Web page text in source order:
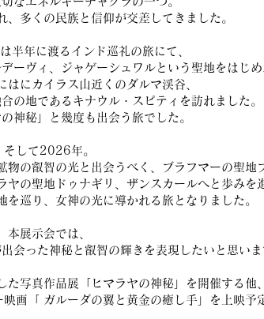
、多くの民族と信仰が交差してきました。
半年に渡るインド巡礼の旅にて、
ーヴィ、ジャゲーシュワルという聖地をはじめ
はにカイラス山近くのダルマ渓谷、
の地であるキナウル・スピティを訪れました。
神秘」と幾度も出会う旅でした。
そして2026年。
物の叡智の光と出会うべく、ブラフマーの聖地
の聖地ドゥナギリ、ザンスカールへと歩みを
を巡り、女神の光に導かれる旅となりました。
本展示会では、
会った神秘と叡智の輝きを表現したいと思いま
写真作品展「ヒマラヤの神秘」を開催する他、
画「 ガルーダの翼と黄金の癒し手」を上映予